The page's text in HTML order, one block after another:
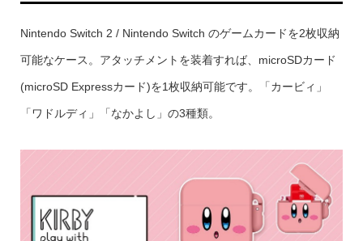
Nintendo Switch 2 / Nintendo Switch のゲームカードを2枚収納
可能なケース。アタッチメントを装着すれば、microSDカード
(microSD Expressカード)を1枚収納可能です。「カービィ」
「ワドルディ」「なかよし」の3種類。